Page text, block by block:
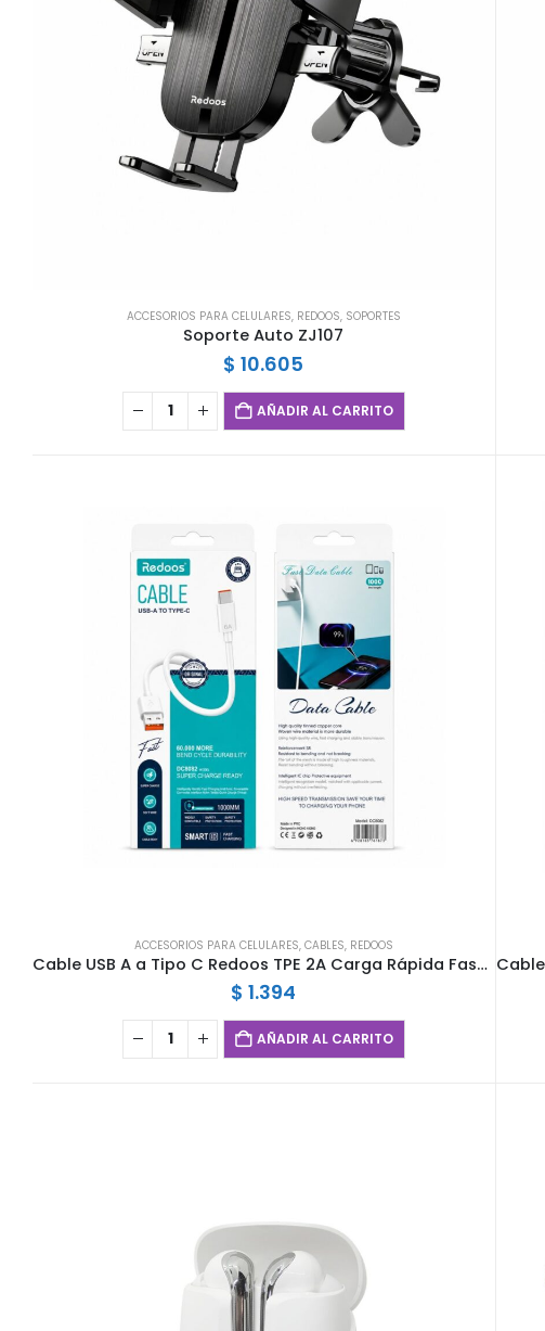
ACCESORIOS PARA CELULARES, REDOOS, SOPORTES
Soporte Auto ZJ107
$ 10.605
AÑADIR AL CARRITO
ACCESORIOS PARA CELULARES, CABLES, REDOOS
Cable USB A a Tipo C Redoos TPE 2A Carga Rápida Fast Charging Blanco
$ 1.394
AÑADIR AL CARRITO